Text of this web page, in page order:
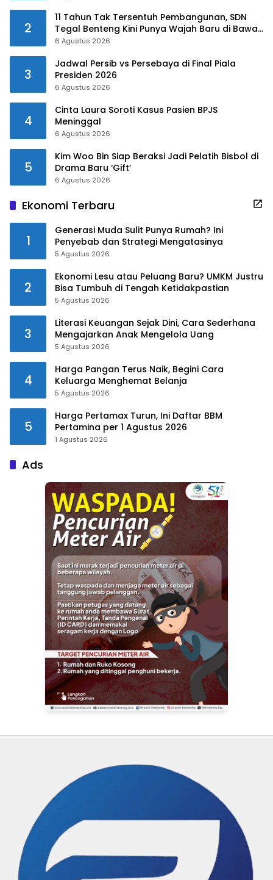
2
​11 Tahun Tak Tersentuh Pembangunan, SDN
Tegal Benteng Kini Punya Wajah Baru di Bawah
Kepemimpinan Rudy-Jaro
6 Agustus 2026
3
Jadwal Persib vs Persebaya di Final Piala
Presiden 2026
6 Agustus 2026
4
Cinta Laura Soroti Kasus Pasien BPJS
Meninggal
6 Agustus 2026
5
Kim Woo Bin Siap Beraksi Jadi Pelatih Bisbol di
Drama Baru ‘Gift’
6 Agustus 2026
Ekonomi Terbaru
1
Generasi Muda Sulit Punya Rumah? Ini
Penyebab dan Strategi Mengatasinya
5 Agustus 2026
2
Ekonomi Lesu atau Peluang Baru? UMKM Justru
Bisa Tumbuh di Tengah Ketidakpastian
5 Agustus 2026
3
Literasi Keuangan Sejak Dini, Cara Sederhana
Mengajarkan Anak Mengelola Uang
5 Agustus 2026
4
Harga Pangan Terus Naik, Begini Cara
Keluarga Menghemat Belanja
5 Agustus 2026
5
Harga Pertamax Turun, Ini Daftar BBM
Pertamina per 1 Agustus 2026
1 Agustus 2026
Ads